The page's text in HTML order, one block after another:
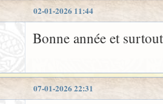
02-01-2026 11:44
Bonne année et
07-01-2026 22:31